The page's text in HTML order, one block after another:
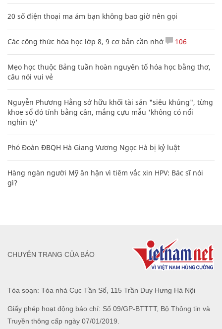
20 số điện thoại ma ám bạn không bao giờ nên gọi
Các công thức hóa học lớp 8, 9 cơ bản cần nhớ 106
Mẹo học thuộc Bảng tuần hoàn nguyên tố hóa học bằng thơ,
câu nói vui vẻ
Nguyễn Phương Hằng sở hữu khối tài sản "siêu khủng", từng
khoe sổ đỏ tính bằng cân, mắng cựu mẫu 'không có nổi
nghìn tỷ'
Phó Đoàn ĐBQH Hà Giang Vương Ngọc Hà bị kỷ luật
Hàng ngàn người Mỹ ân hận vì tiêm vắc xin HPV: Bác sĩ nói
gì?
Tòa soạn: Tòa nhà Cục Tần Số, 115 Trần Duy Hưng Hà Nội
Giấy phép hoạt động báo chí: Số 09/GP-BTTTT, Bộ Thông tin và
Truyền thông cấp ngày 07/01/2019.
CHUYÊN TRANG CỦA BÁO